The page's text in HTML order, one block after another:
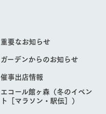
重要なお知らせ
ガーデンからのお知らせ
催事出店情報
エコール館ヶ森（冬のイベン
ト［マラソン・駅伝］）